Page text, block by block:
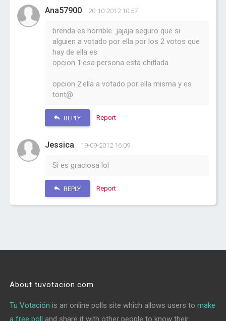
Ana57900 20-10-2012 10:57
brenda es horrible...jajaja seguro que si
alguien a votado por ella por los 2 votos que
hay de ella es
opcion 1:esa persona esta chiflada
opcion 2:ella a votado por ella misma y es
tont@
REPLY Report
Jessica 19-09-2012 16:09
Si es graciosa lol
REPLY Report
About tuvotacion.com
Tu Votación is an online polls site which allows users tomake
a free poll and share it with other people to know their